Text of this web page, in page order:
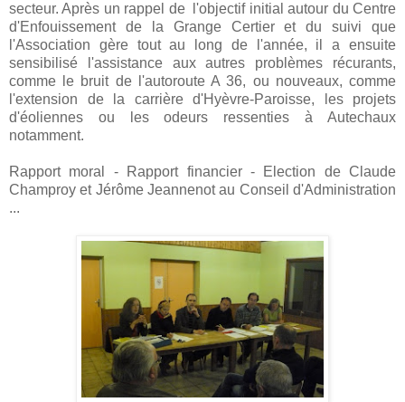
secteur. Après un rappel de l'objectif initial autour du Centre
d'Enfouissement de la Grange Certier et du suivi que
l'Association gère tout au long de l'année, il a ensuite
sensibilisé l'assistance aux autres problèmes récurants,
comme le bruit de l'autoroute A 36, ou nouveaux, comme
l'extension de la carrière d'Hyèvre-Paroisse, les projets
d'éoliennes ou les odeurs ressenties à Autechaux
notamment.
Rapport moral - Rapport financier - Election de Claude
Champroy et Jérôme Jeannenot au Conseil d'Administration
...